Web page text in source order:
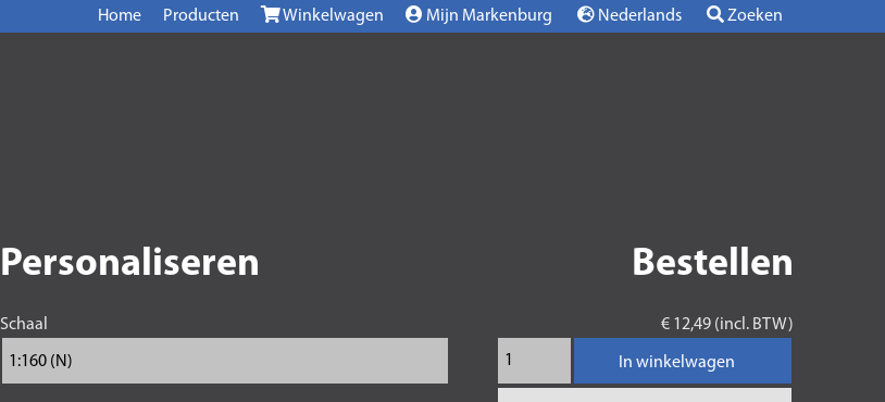
Home Producten Winkelwagen Mijn Markenburg Nederlands Zoeken
Personaliseren
Schaal
Bestellen
€ 12,49 (incl. BTW)
In winkelwagen